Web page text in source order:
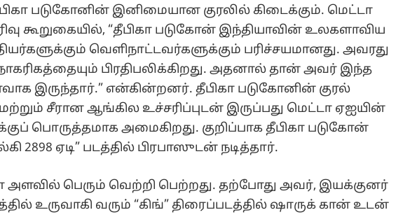
படுகோனின் இனிமையான குரலில் கிடைக்கும். மெட்டா
கூறுகையில், “தீபிகா படுகோன் இந்தியாவின் உலகளாவிய
வெளிநாட்டவர்களுக்கும் பரிச்சயமானது. அவரது
பிரதிபலிக்கிறது. அதனால் தான் அவர் இந்த
இருந்தார்.” என்கின்றனர். தீபிகா படுகோனின் குரல்
சீரான ஆங்கில உச்சரிப்புடன் இருப்பது மெட்டா ஏஐயின்
பொருத்தமாக அமைகிறது. குறிப்பாக தீபிகா படுகோன்
2898 ஏடி” படத்தில் பிரபாஸுடன் நடித்தார்.
பெரும் வெற்றி பெற்றது. தற்போது அவர், இயக்குனர்
உருவாகி வரும் “கிங்” திரைப்படத்தில் ஷாருக் கான் உடன்